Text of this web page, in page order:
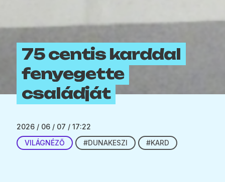
75 centis karddal
fenyegette
családját
2026 / 06 / 07 / 17:22
VILÁGNÉZŐ
#DUNAKESZI #KARD